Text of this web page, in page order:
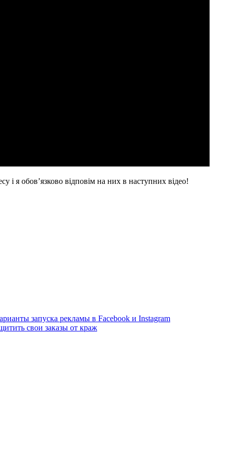
і я обов’язково відповім на них в наступних відео!
запуска рекламы в Facebook и Instagram
свои заказы от краж